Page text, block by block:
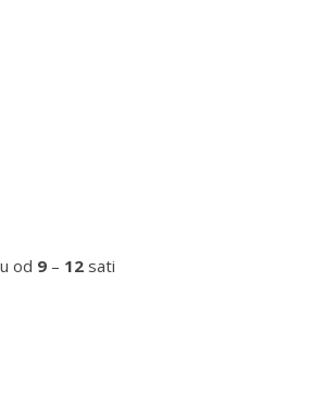
od 9 – 12 sati